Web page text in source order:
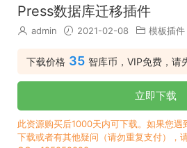
Press数据库迁移插件
admin 2021-02-08 模板插件
下载价格 35 智库币，VIP免费，请
立即下载
此资源购买后1000天内可下载。如果您
下载或者有其他疑问（请勿重复支付），